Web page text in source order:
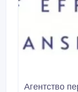
Агентство